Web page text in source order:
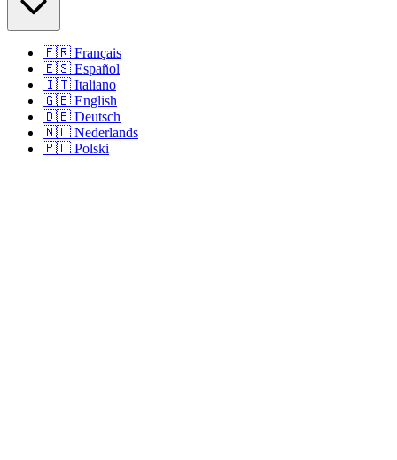
🇫🇷 Français
🇪🇸 Español
🇮🇹 Italiano
🇬🇧 English
🇩🇪 Deutsch
🇳🇱 Nederlands
🇵🇱 Polski